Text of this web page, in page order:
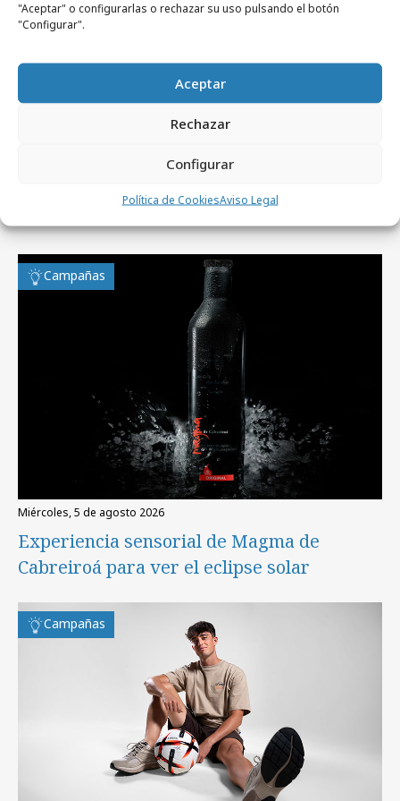
"Aceptar" o configurarlas o rechazar su uso pulsando el botón
"Configurar".
Aceptar
Rechazar
Configurar
Política de CookiesAviso Legal
Campañas
miércoles, 19 de diciembre 2012
Los empleados de Diageo salen a la calle
Artículos recientes
Campañas
miércoles, 5 de agosto 2026
Experiencia sensorial de Magma de
Cabreiroá para ver el eclipse solar
Campañas